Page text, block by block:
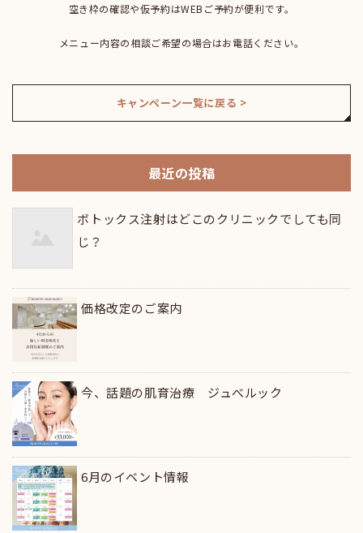
空き枠の確認や仮予約はWEBご予約が便利です。
メニュー内容の相談ご希望の場合はお電話ください。
キャンペーン一覧に戻る >
最近の投稿
ボトックス注射はどこのクリニックでしても同
じ？
価格改定のご案内
今、話題の肌育治療 ジュべルック
6月のイベント情報